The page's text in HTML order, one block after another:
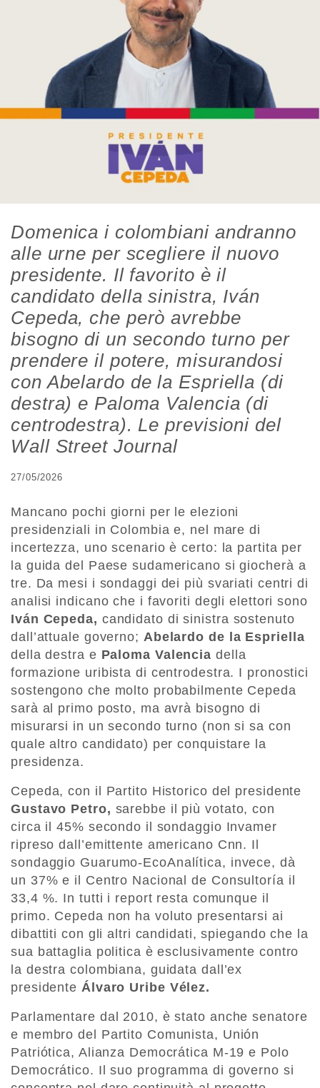
Domenica i colombiani andranno
alle urne per scegliere il nuovo
presidente. Il favorito è il
candidato della sinistra, Iván
Cepeda, che però avrebbe
bisogno di un secondo turno per
prendere il potere, misurandosi
con Abelardo de la Espriella (di
destra) e Paloma Valencia (di
centrodestra). Le previsioni del
Wall Street Journal
27/05/2026
Mancano pochi giorni per le elezioni
presidenziali in Colombia e, nel mare di
incertezza, uno scenario è certo: la partita per
la guida del Paese sudamericano si giocherà a
tre. Da mesi i sondaggi dei più svariati centri di
analisi indicano che i favoriti degli elettori sono
Iván Cepeda, candidato di sinistra sostenuto
dall’attuale governo; Abelardo de la Espriella
della destra e Paloma Valencia della
formazione uribista di centrodestra. I pronostici
sostengono che molto probabilmente Cepeda
sarà al primo posto, ma avrà bisogno di
misurarsi in un secondo turno (non si sa con
quale altro candidato) per conquistare la
presidenza.
Cepeda, con il Partito Historico del presidente
Gustavo Petro, sarebbe il più votato, con
circa il 45% secondo il sondaggio Invamer
ripreso dall’emittente americano Cnn. Il
sondaggio Guarumo-EcoAnalítica, invece, dà
un 37% e il Centro Nacional de Consultoría il
33,4 %. In tutti i report resta comunque il
primo. Cepeda non ha voluto presentarsi ai
dibattiti con gli altri candidati, spiegando che la
sua battaglia politica è esclusivamente contro
la destra colombiana, guidata dall’ex
presidente Álvaro Uribe Vélez.
Parlamentare dal 2010, è stato anche senatore
e membro del Partito Comunista, Unión
Patriótica, Alianza Democrática M-19 e Polo
Democrático. Il suo programma di governo si